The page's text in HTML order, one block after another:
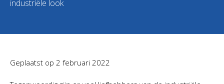
industriële look
Geplaatst op 2 februari 2022